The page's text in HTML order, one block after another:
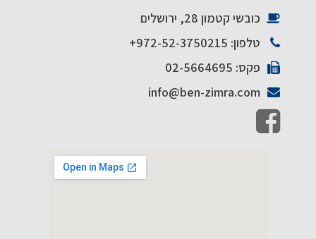
ס
ה
כובשי קטמון 28, ירושלים
טלפון: 972-52-3750215+
פקס: 02-5664695
info@ben-zimra.com